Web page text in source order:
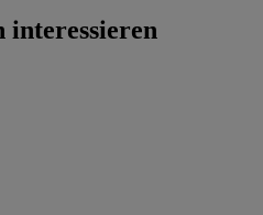
interessieren